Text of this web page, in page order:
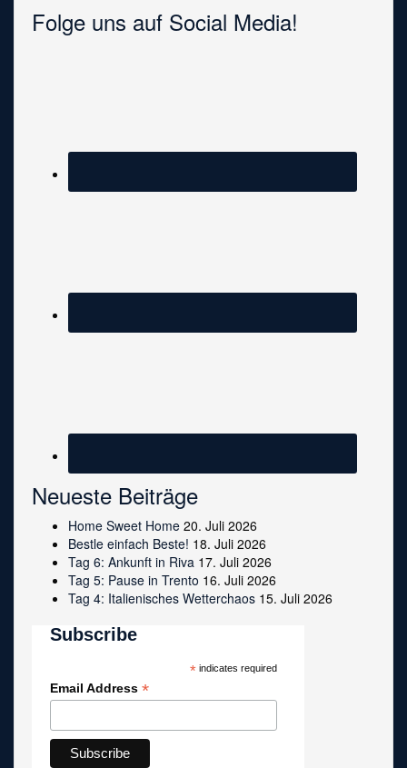
Folge uns auf Social Media!
Neueste Beiträge
Home Sweet Home 20. Juli 2026
Bestle einfach Beste! 18. Juli 2026
Tag 6: Ankunft in Riva 17. Juli 2026
Tag 5: Pause in Trento 16. Juli 2026
Tag 4: Italienisches Wetterchaos 15. Juli 2026
Subscribe
*indicates required
Email Address *